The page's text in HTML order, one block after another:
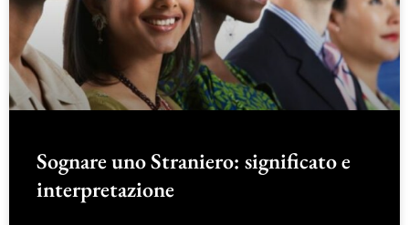
Sognare uno Straniero: significato e
interpretazione